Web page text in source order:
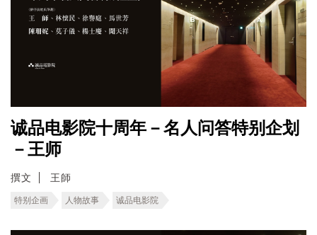
诚品电影院十周年－名人问答特别企划
－王师
撰文 王師
特别企画 人物故事 诚品电影院